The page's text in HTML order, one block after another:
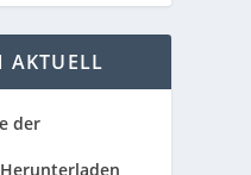
AKTUELL